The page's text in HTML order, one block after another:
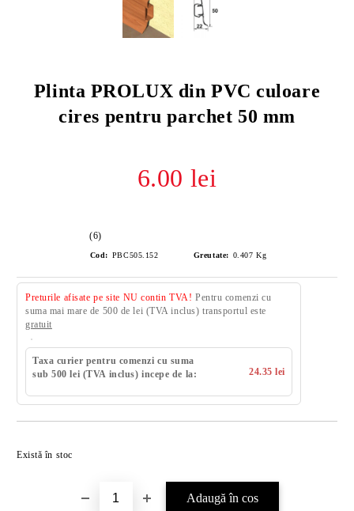
Plinta PROLUX din PVC culoare
cires pentru parchet 50 mm
6.00 lei
(6)
Cod: PBC505.152 Greutate: 0.407 Kg
Preturile afisate pe site NU contin TVA! Pentru comenzi cu
suma mai mare de 500 de lei (TVA inclus) transportul este
gratuit
Taxa curier pentru comenzi cu suma
sub 500 lei (TVA inclus) incepe de la:
24.35 lei
Există în stoc